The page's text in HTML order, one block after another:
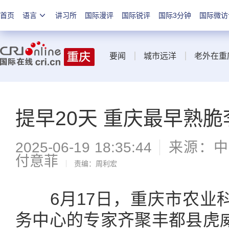
首页 语言 讲习所 国际漫评 国际锐评 国际3分钟 国际微
要闻 城市远洋 老外在重
提早20天 重庆最早熟脆
2025-06-19 18:35:44
来源：
付意菲
责编：周利宏
6月17日，重庆市农业
务中心的专家齐聚丰都县虎